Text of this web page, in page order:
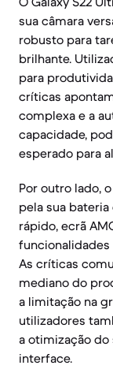
sua câmara
robusto para
brilhante.
para
críticas
complexa e a
capacidade,
esperado para
Por outro lado,
pela sua
rápido, ecrã
funcionalidades
As críticas
mediano do
a limitação na
utilizadores
a otimização do
interface.